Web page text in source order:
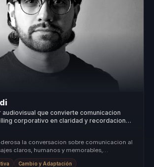
que convierte comunicacion
corporativo en claridad y recordacion
la conversacion sobre comunicacion al
claros, humanos y memorables,
p...
Cambio y Adaptación